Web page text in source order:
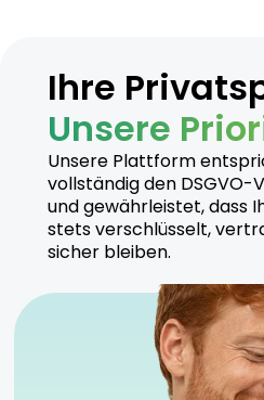
Ihre
Unsere
Unsere Plattform
vollständig den DSGVO-
und gewährleistet, dass
stets verschlüsselt,
sicher bleiben.